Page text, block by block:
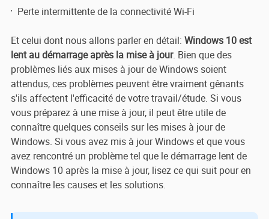
Perte intermittente de la connectivité Wi-Fi
Et celui dont nous allons parler en détail: Windows 10 est
lent au démarrage après la mise à jour. Bien que des
problèmes liés aux mises à jour de Windows soient
attendus, ces problèmes peuvent être vraiment gênants
s'ils affectent l'efficacité de votre travail/étude. Si vous
vous préparez à une mise à jour, il peut être utile de
connaître quelques conseils sur les mises à jour de
Windows. Si vous avez mis à jour Windows et que vous
avez rencontré un problème tel que le démarrage lent de
Windows 10 après la mise à jour, lisez ce qui suit pour en
connaître les causes et les solutions.